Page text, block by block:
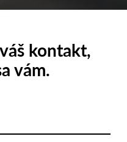
kontakt,
vám.